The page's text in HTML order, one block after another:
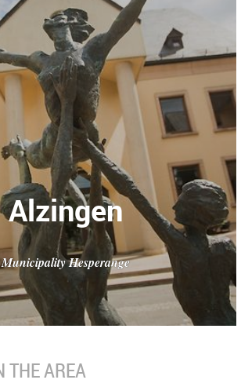
Alzingen
Municipality Hesperange
THE AREA